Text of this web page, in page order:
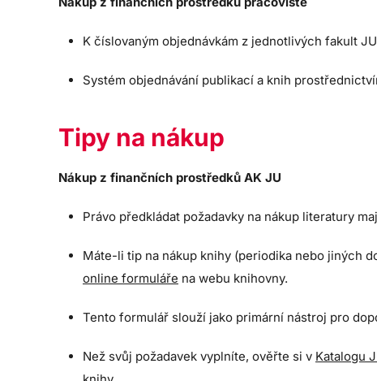
K číslovaným objednávkám z jednotlivých fakult
Systém objednávání publikací a knih
Tipy na nákup
Nákup z finančních prostředků AK JU
Právo předkládat požadavky na nákup literatury
Máte-li tip na nákup knihy (periodika nebo jiných
online formuláře na webu knihovny.
Tento formulář slouží jako primární nástroj pro
Než svůj požadavek vyplníte, ověřte si v Katalogu